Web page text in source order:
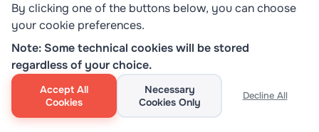
加载列表以获得最大保护。
第9步：SSL证书续期和持续维护
SSL证书不是一次性设置。它们需要主动监控和及时续
期，以避免服务中断。
By clicking one of the buttons below, you can choose
your cookie preferences.
Note: Some technical cookies will be stored
regardless of your choice.
Accept All
Cookies
Necessary
Cookies Only
Decline All